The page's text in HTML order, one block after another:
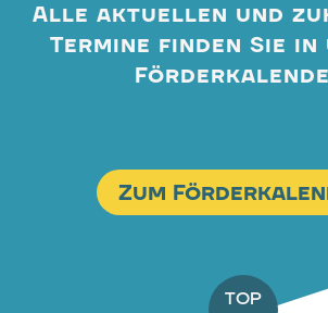
Alle aktuellen und
Termine finden Sie in
Zum
TOP